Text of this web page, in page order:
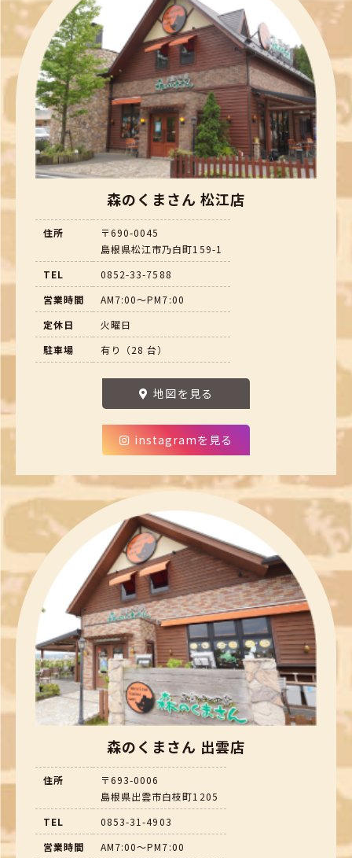
森のくまさん 松江店
住所
〒690-0045
島根県松江市乃白町159-1
TEL
0852-33-7588
営業時間
AM7:00～PM7:00
定休日
火曜日
駐車場
有り（28 台）
地図を見る
instagramを見る
森のくまさん 出雲店
住所
〒693-0006
島根県出雲市白枝町1205
TEL
0853-31-4903
営業時間
AM7:00～PM7:00